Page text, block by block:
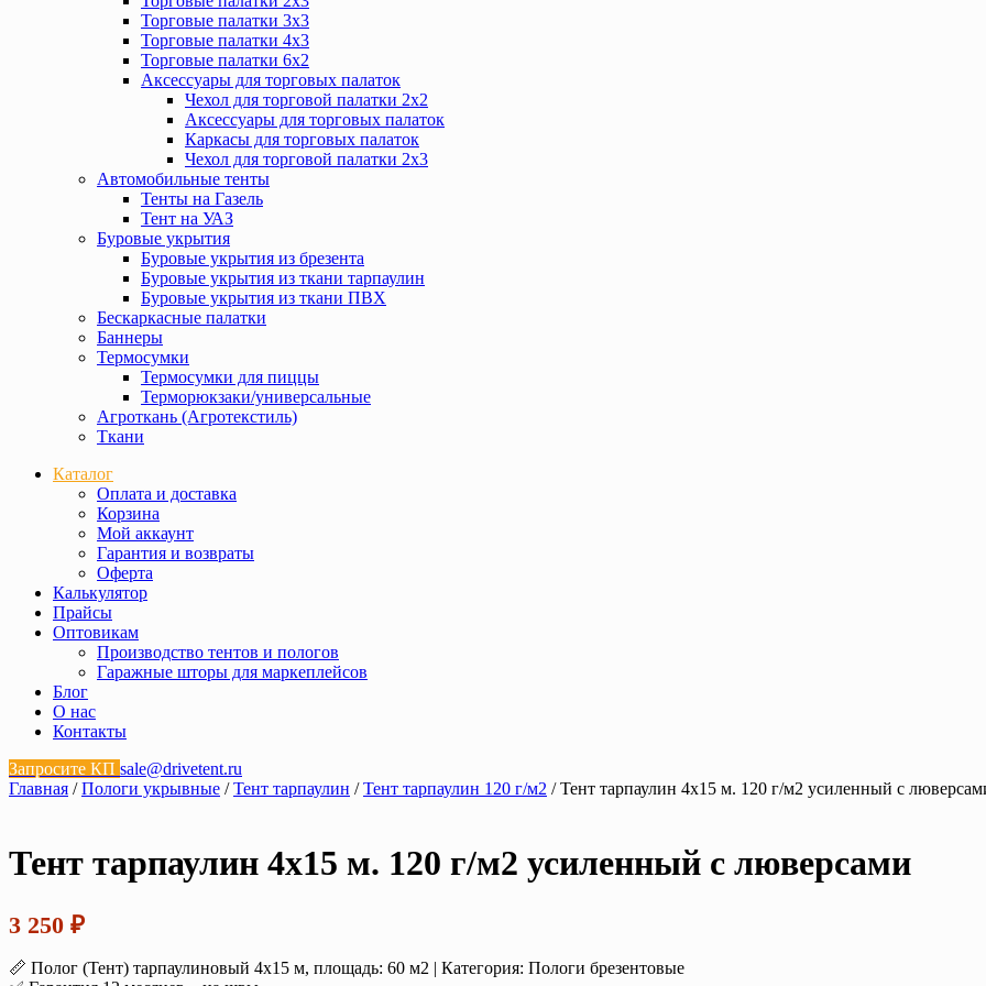
Торговые палатки 3х3
Торговые палатки 4х3
Торговые палатки 6х2
Аксессуары для торговых палаток
Чехол для торговой палатки 2х2
Аксессуары для торговых палаток
Каркасы для торговых палаток
Чехол для торговой палатки 2х3
Автомобильные тенты
Тенты на Газель
Тент на УАЗ
Буровые укрытия
Буровые укрытия из брезента
Буровые укрытия из ткани тарпаулин
Буровые укрытия из ткани ПВХ
Бескаркасные палатки
Баннеры
Термосумки
Термосумки для пиццы
Терморюкзаки/универсальные
Агроткань (Агротекстиль)
Ткани
Каталог
Оплата и доставка
Корзина
Мой аккаунт
Гарантия и возвраты
Оферта
Калькулятор
Прайсы
Оптовикам
Производство тентов и пологов
Гаражные шторы для маркеплейсов
Блог
О нас
Контакты
Запросите КП sale@drivetent.ru
Главная /Пологи укрывные /Тент тарпаулин /Тент тарпаулин 120 г/м2 / Тент тарпаулин 4х15 м. 120 г/м2 усиленный с
Тент тарпаулин 4х15 м. 120 г/м2 усиленный с люверсами
3 250 ₽
📏 Полог (Тент) тарпаулиновый 4х15 м, площадь: 60 м2 | Категория: Пологи брезентовые